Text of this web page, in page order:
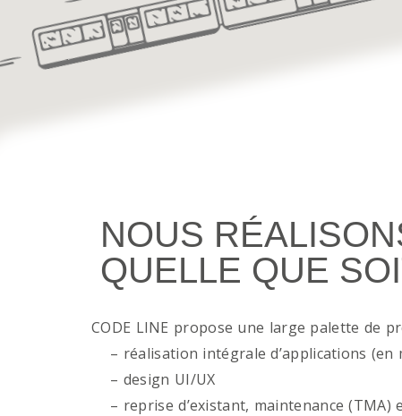
NOUS
QUELLE QUE
CODE LINE propose une large palette de
– réalisation intégrale d’applications (en
– design UI/UX
– reprise d’existant, maintenance (TMA)